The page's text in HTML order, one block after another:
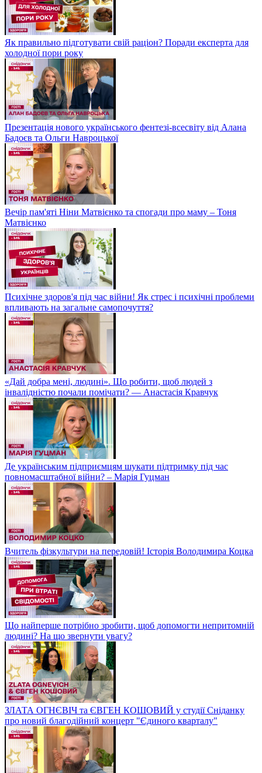
Як правильно підготувати свій раціон? Поради експерта для
холодної пори року
Презентація нового українського фентезі-всесвіту від Алана
Бадоєв та Ольги Навроцької
Вечір пам'яті Ніни Матвієнко та спогади про маму – Тоня
Матвієнко
Психічне здоров'я під час війни! Як стрес і психічні проблеми
впливають на загальне самопочуття?
«Дай добра мені, людині». Що робити, щоб людей з
інвалідністю почали помічати? — Анастасія Кравчук
Де українським підприємцям шукати підтримку під час
повномасштабної війни? – Марія Гуцман
Вчитель фізкультури на передовій! Історія Володимира Коцка
Що найперше потрібно зробити, щоб допомогти непритомній
людині? На що звернути увагу?
ЗЛАТА ОГНЄВІЧ та ЄВГЕН КОШОВИЙ у студії Сніданку
про новий благодійний концерт "Єдиного кварталу"